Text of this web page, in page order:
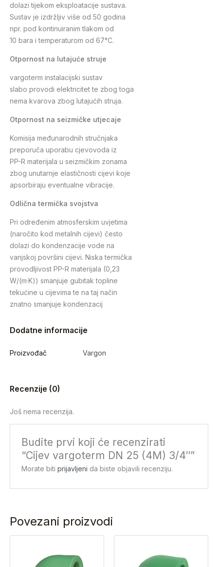
dolazi tijekom eksploatacije sustava.
Sustav je izdržljiv više od 50 godina
npr. pod kontinuiranim tlakom od
10 bara i temperaturom od 67°C.
Otpornost na lutajuće struje
vargoterm instalacijski sustav
slabo provodi elektricitet te zbog toga
nema kvarova zbog lutajućih struja.
Otpornost na seizmičke utjecaje
Komisija međunarodnih stručnjaka
preporuča uporabu cjevovoda iz
PP-R materijala u seizmičkim zonama
zbog unutarnje elastičnosti cijevi koje
apsorbiraju eventualne vibracije.
Odlična termička svojstva
Pri određenim atmosferskim uvjetima
(naročito kod metalnih cijevi) često
dolazi do kondenzacije vode na
vanjskoj površini cijevi. Niska termička
provodljivost PP-R materijala (0,23
W/(m·K)) smanjuje gubitak topline
tekućine u cijevima te na taj način
znatno smanjuje kondenzacij
Dodatne informacije
Proizvođač Vargon
Recenzije (0)
Još nema recenzija.
Budite prvi koji će recenzirati
“Cijev vargoterm DN 25 (4M) 3/4″”
Morate bitiprijavljeni da biste objavili recenziju.
Povezani proizvodi